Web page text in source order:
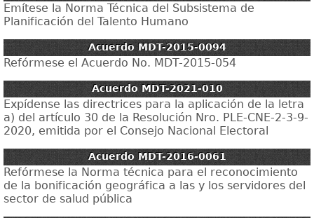
Emítese la Norma Técnica del Subsistema de
Planificación del Talento Humano
Acuerdo MDT-2015-0094
Refórmese el Acuerdo No. MDT-2015-054
Acuerdo MDT-2021-010
Expídense las directrices para la aplicación de la letra
a) del artículo 30 de la Resolución Nro. PLE-CNE-2-3-9-
2020, emitida por el Consejo Nacional Electoral
Acuerdo MDT-2016-0061
Refórmese la Norma técnica para el reconocimiento
de la bonificación geográfica a las y los servidores del
sector de salud pública